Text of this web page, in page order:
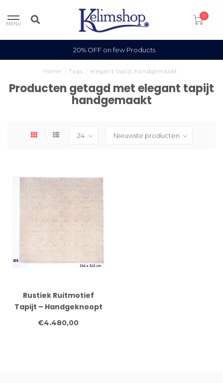
MENU
0
20% OFF on few Products
Home Tags elegant tapijt handgemaakt
Producten getagd met elegant tapijt
handgemaakt
Rustiek Ruitmotief
Tapijt – Handgeknoopt
– 246 x 243 cm
€4.480,00